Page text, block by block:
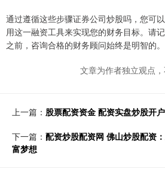
通过遵循这些步骤证券公司炒股吗，您可
用这一融资工具来实现您的财务目标。请
之前，咨询合格的财务顾问始终是明智的。
文章为作者独立观点
上一篇： 股票配资资金 配资实盘炒股开
下一篇： 配资炒股配资网 佛山炒股配资
富梦想